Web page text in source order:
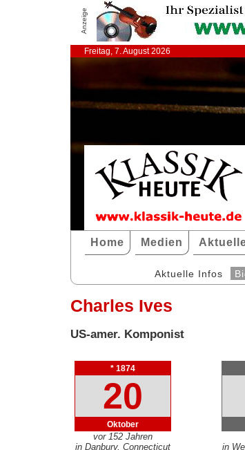
Anzeige
Freitag, 7. August 2026
Home Medien
Aktuelle Infos
Charles Ives
US-amer. Komponist
* 1874
20
Oktober
vor 152 Jahren
in Danbury, Connecticut
in